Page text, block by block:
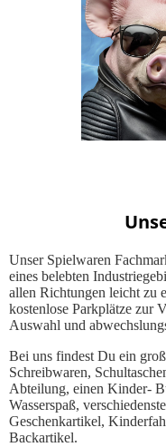
Unser Spielwaren
eines belebten
allen Richtungen leicht zu
kostenlose Parkplätze zur
Auswahl und
Bei uns findest Du ein
Schreibwaren,
Abteilung, einen Kinder-
Wasserspaß,
Geschenkartikel,
Backartikel.